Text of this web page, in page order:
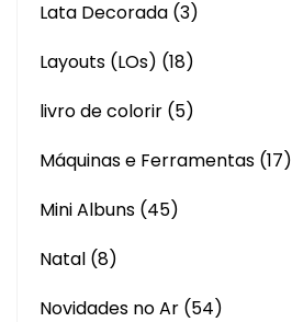
Lata Decorada (3)
Layouts (LOs) (18)
livro de colorir (5)
Máquinas e Ferramentas (17)
Mini Albuns (45)
Natal (8)
Novidades no Ar (54)